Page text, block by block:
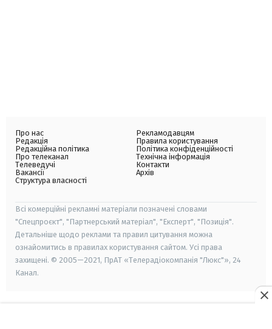
Про нас
Редакція
Редакційна політика
Про телеканал
Телеведучі
Вакансії
Структура власності
Рекламодавцям
Правила користування
Політика конфіденційності
Технічна інформація
Контакти
Архів
Всі комерційні рекламні матеріали позначені словами
"Спецпроєкт", "Партнерський матеріал", "Експерт", "Позиція".
Детальніше щодо реклами та правил цитування можна
ознайомитись в правилах користування сайтом. Усі права
захищені. © 2005—2021, ПрАТ «Телерадіокомпанія "Люкс"», 24
Канал.